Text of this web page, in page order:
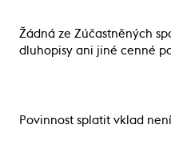
Žádná ze Zúčastněných
dluhopisy ani jiné cenné
Povinnost splatit vklad